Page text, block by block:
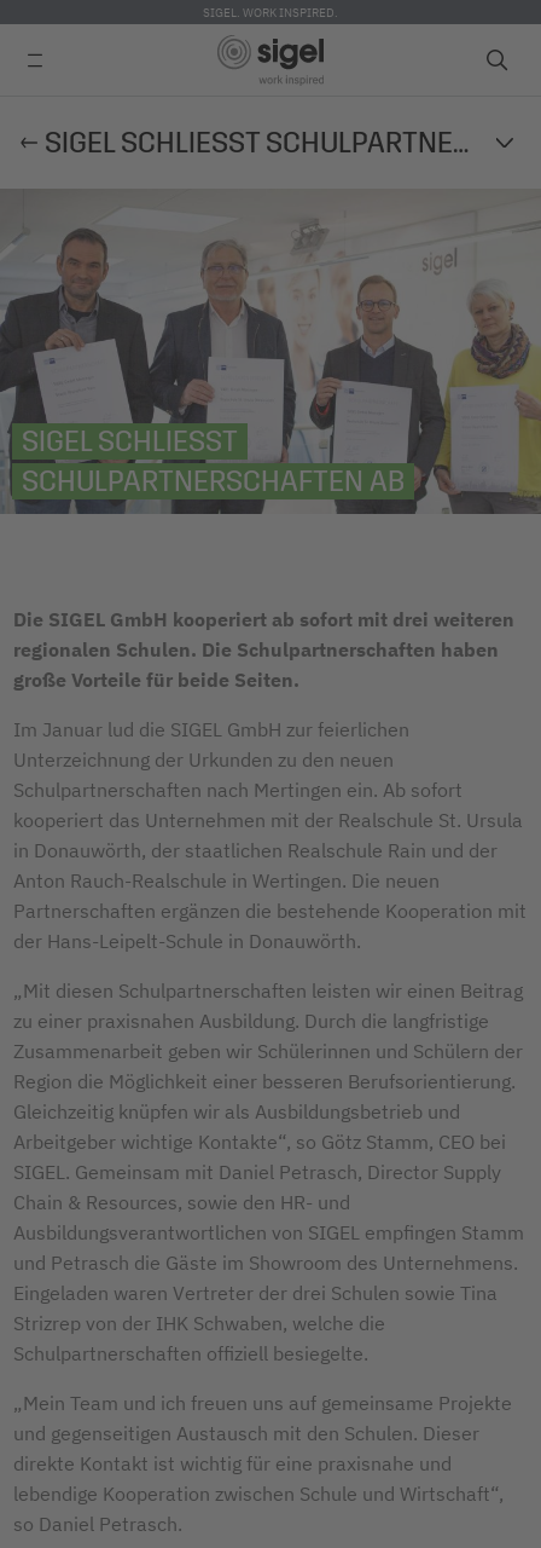
zum
SIGEL. WORK INSPIRED.
SIGEL SCHLIESST SCHULPARTNERSCHAFTEN AB
SIGEL SCHLIESST S
CHULPARTNERSCHAFTEN AB
Die SIGEL GmbH kooperiert ab sofort mit drei weiteren
regionalen Schulen. Die Schulpartnerschaften haben
große Vorteile für beide Seiten.
Im Januar lud die SIGEL GmbH zur feierlichen
Unterzeichnung der Urkunden zu den neuen
Schulpartnerschaften nach Mertingen ein. Ab sofort
kooperiert das Unternehmen mit der Realschule St. Ursula
in Donauwörth, der staatlichen Realschule Rain und der
Anton Rauch-Realschule in Wertingen. Die neuen
Partnerschaften ergänzen die bestehende Kooperation mit
der Hans-Leipelt-Schule in Donauwörth.
„Mit diesen Schulpartnerschaften leisten wir einen Beitrag
zu einer praxisnahen Ausbildung. Durch die langfristige
Zusammenarbeit geben wir Schülerinnen und Schülern der
Region die Möglichkeit einer besseren Berufsorientierung.
Gleichzeitig knüpfen wir als Ausbildungsbetrieb und
Arbeitgeber wichtige Kontakte“, so Götz Stamm, CEO bei
SIGEL. Gemeinsam mit Daniel Petrasch, Director Supply
Chain & Resources, sowie den HR- und
Ausbildungsverantwortlichen von SIGEL empfingen Stamm
und Petrasch die Gäste im Showroom des Unternehmens.
Eingeladen waren Vertreter der drei Schulen sowie Tina
Strizrep von der IHK Schwaben, welche die
Schulpartnerschaften offiziell besiegelte.
„Mein Team und ich freuen uns auf gemeinsame Projekte
und gegenseitigen Austausch mit den Schulen. Dieser
direkte Kontakt ist wichtig für eine praxisnahe und
lebendige Kooperation zwischen Schule und Wirtschaft“,
so Daniel Petrasch.